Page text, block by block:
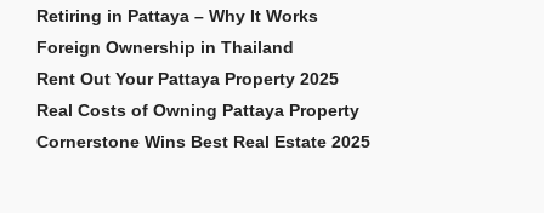
Retiring in Pattaya – Why It Works
Foreign Ownership in Thailand
Rent Out Your Pattaya Property 2025
Real Costs of Owning Pattaya Property
Cornerstone Wins Best Real Estate 2025